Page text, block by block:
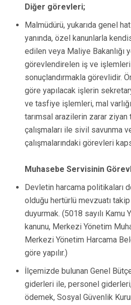
Diğer görevleri;
Malmüdürü, yukarıda genel
yanında, özel kanunlarla
edilen veya Maliye Bakanlığı
görevlendirelen iş ve
sonuçlandırmakla görevlidir.
göre yapılacak işlerin
ve tasfiye işlemleri, mal
tarımsal arazilerin zarar
çalışmaları ile sivil savunma
çalışmalarındaki görevleri
Muhasebe Servisinin
Devletin harcama politikaları
olduğu hertürlü mevzuatı
duyurmak. (5018 sayılı Kamu
kanunu, Merkezi Yönetim
Merkezi Yönetim Harcama
göre yapılır.)
İlçemizde bulunan Genel
giderleri ile, personel
ödemek, Sosyal Güvenlik